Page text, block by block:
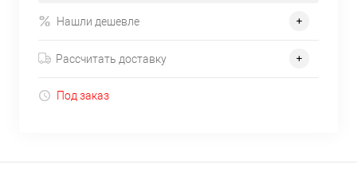
Нашли дешевле
Рассчитать доставку
Под заказ